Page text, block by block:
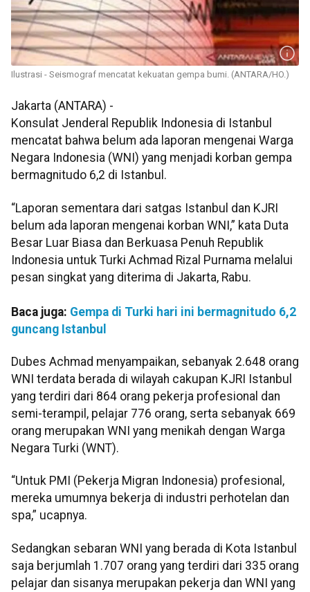
Ilustrasi - Seismograf mencatat kekuatan gempa bumi. (ANTARA/HO.)
Jakarta (ANTARA) -
Konsulat Jenderal Republik Indonesia di Istanbul
mencatat bahwa belum ada laporan mengenai Warga
Negara Indonesia (WNI) yang menjadi korban gempa
bermagnitudo 6,2 di Istanbul.
“Laporan sementara dari satgas Istanbul dan KJRI
belum ada laporan mengenai korban WNI,” kata Duta
Besar Luar Biasa dan Berkuasa Penuh Republik
Indonesia untuk Turki Achmad Rizal Purnama melalui
pesan singkat yang diterima di Jakarta, Rabu.
Baca juga: Gempa di Turki hari ini bermagnitudo 6,2
guncang Istanbul
Dubes Achmad menyampaikan, sebanyak 2.648 orang
WNI terdata berada di wilayah cakupan KJRI Istanbul
yang terdiri dari 864 orang pekerja profesional dan
semi-terampil, pelajar 776 orang, serta sebanyak 669
orang merupakan WNI yang menikah dengan Warga
Negara Turki (WNT).
“Untuk PMI (Pekerja Migran Indonesia) profesional,
mereka umumnya bekerja di industri perhotelan dan
spa,” ucapnya.
Sedangkan sebaran WNI yang berada di Kota Istanbul
saja berjumlah 1.707 orang yang terdiri dari 335 orang
pelajar dan sisanya merupakan pekerja dan WNI yang